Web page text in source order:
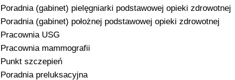
Poradnia (gabinet) pielęgniarki podstawowej opieki zdrowotnej
Poradnia (gabinet) położnej podstawowej opieki zdrowotnej
Pracownia USG
Pracownia mammografii
Punkt szczepień
Poradnia preluksacyjna